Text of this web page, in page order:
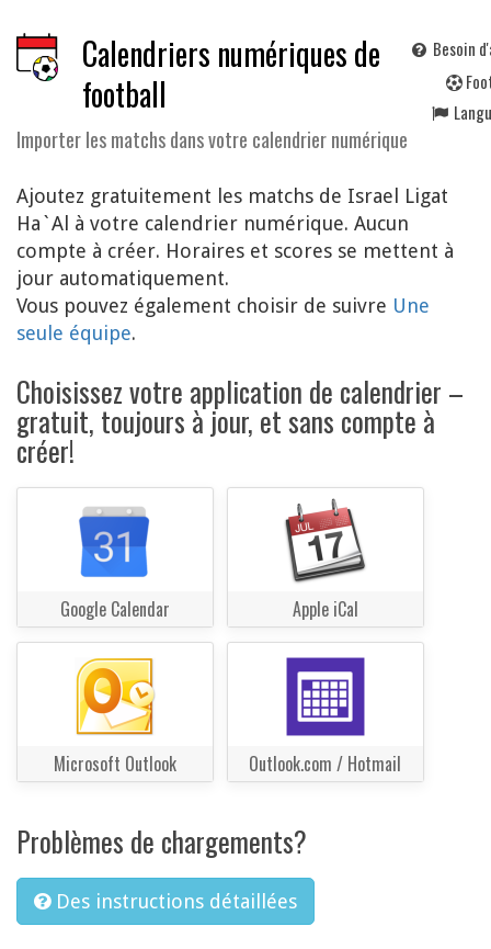
Calendriers numériques de
football
Importer les matchs dans votre calendrier numérique
Besoin
F
Ajoutez gratuitement les matchs de Israel Ligat
Ha`Al à votre calendrier numérique. Aucun
compte à créer. Horaires et scores se mettent à
jour automatiquement.
Vous pouvez également choisir de suivre Une
seule équipe.
Choisissez votre application de calendrier –
gratuit, toujours à jour, et sans compte à
créer!
Google Calendar Apple iCal
Microsoft Outlook Outlook.com / Hotmail
Problèmes de chargements?
Des instructions détaillées